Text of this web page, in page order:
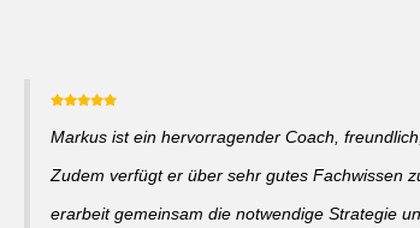
Markus ist ein hervorragender Coach,
Zudem verfügt er über sehr gutes Fachwissen
erarbeit gemeinsam die notwendige Strategie